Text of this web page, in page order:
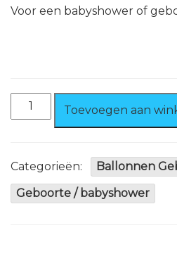
Voor een babyshower of
Ballonnen
Jongen
aantal
Toevoegen aan
Categorieën:
Ballonnen
Geboorte / babyshower